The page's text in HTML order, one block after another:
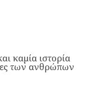
καμία ιστορία
των ανθρώπων